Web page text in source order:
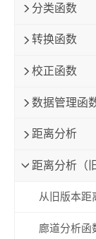
分类函数
转换函数
校正函数
数据管理函
距离分析
距离分析（
从旧版本距
廊道分析函